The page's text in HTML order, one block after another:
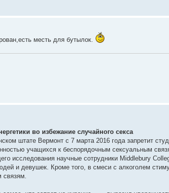
месть для бутылок.
во избежание случайного секса
штате Вермонт с 7 марта 2016 года запретит
учащихся к беспорядочным сексуальным
исследования научные сотрудники Middlebury
и девушек. Кроме того, в смеси с алкоголем
связям.